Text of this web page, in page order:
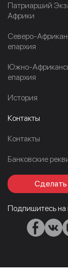
Патриарший
Африки
Северо-
епархия
Южно-
епархия
История
Контакты
Контакты
Банковские
Сделать
Подпишитесь на